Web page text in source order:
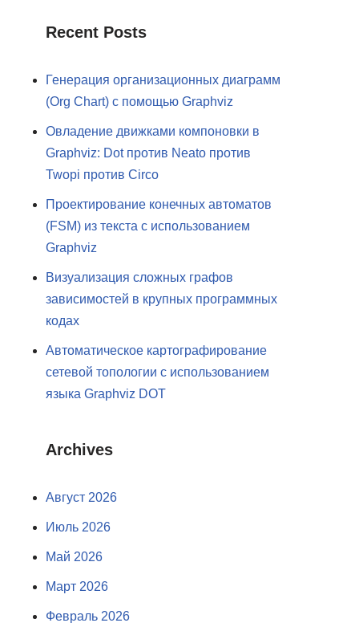
Recent Posts
Генерация организационных диаграмм
(Org Chart) с помощью Graphviz
Овладение движками компоновки в
Graphviz: Dot против Neato против
Twopi против Circo
Проектирование конечных автоматов
(FSM) из текста с использованием
Graphviz
Визуализация сложных графов
зависимостей в крупных программных
кодах
Автоматическое картографирование
сетевой топологии с использованием
языка Graphviz DOT
Archives
Август 2026
Июль 2026
Май 2026
Март 2026
Февраль 2026